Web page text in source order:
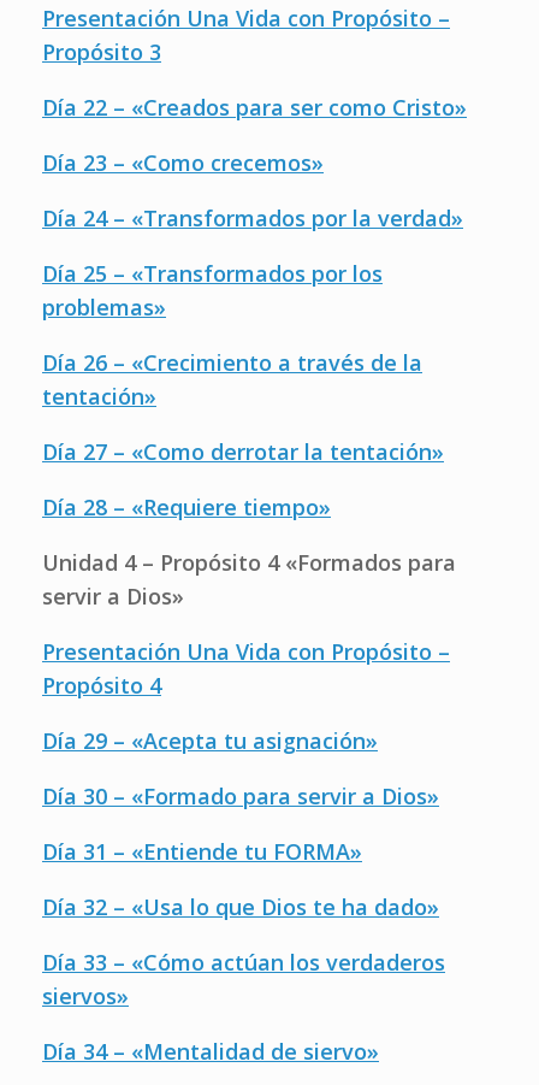
Presentación Una Vida con Propósito –
Propósito 3
Día 22 – «Creados para ser como Cristo»
Día 23 – «Como crecemos»
Día 24 – «Transformados por la verdad»
Día 25 – «Transformados por los
problemas»
Día 26 – «Crecimiento a través de la
tentación»
Día 27 – «Como derrotar la tentación»
Día 28 – «Requiere tiempo»
Unidad 4 – Propósito 4 «Formados para
servir a Dios»
Presentación Una Vida con Propósito –
Propósito 4
Día 29 – «Acepta tu asignación»
Día 30 – «Formado para servir a Dios»
Día 31 – «Entiende tu FORMA»
Día 32 – «Usa lo que Dios te ha dado»
Día 33 – «Cómo actúan los verdaderos
siervos»
Día 34 – «Mentalidad de siervo»